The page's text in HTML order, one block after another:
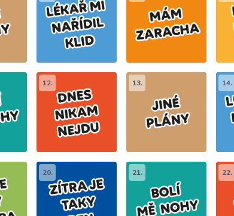
12. 13. 14.
20. 21. 22.